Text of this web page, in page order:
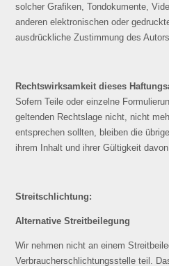
solcher Grafiken, Tondokumente,
anderen elektronischen oder
ausdrückliche Zustimmung des
Rechtswirksamkeit dieses
Sofern Teile oder einzelne
geltenden Rechtslage nicht, nicht
entsprechen sollten, bleiben die
ihrem Inhalt und ihrer Gültigkeit davon
Streitschlichtung:
Alternative Streitbeilegung
Wir nehmen nicht an einem
Verbraucherschlichtungsstelle teil.